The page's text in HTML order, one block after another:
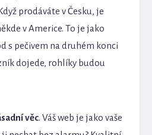
prodáváte v Česku, je
v Americe. To je jako
s pečivem na druhém konci
dojede, rohlíky budou
věc. Váš web je jako vaše